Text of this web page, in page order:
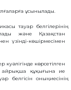
ұсынылады.
тауар белгілерінің
және Қазақстан
үзінді-көшірмесімен
куәлігінде көрсетілген
айрықша құқығына ие
белгісін оның иесінің